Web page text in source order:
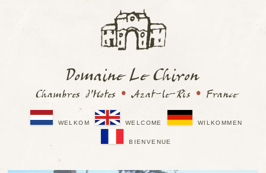
Domaine Le Chiron
Chambres d'Hotes • Azat-le-Ris • France
WELKOM WELCOME WILKOMMEN
BIENVENUE